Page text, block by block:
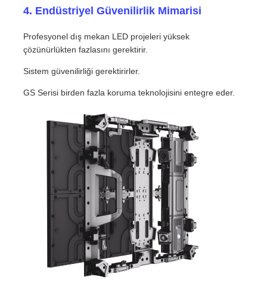
4. Endüstriyel Güvenilirlik Mimarisi
Profesyonel dış mekan LED projeleri yüksek
çözünürlükten fazlasını gerektirir.
Sistem güvenilirliği gerektirirler.
GS Serisi birden fazla koruma teknolojisini entegre eder.